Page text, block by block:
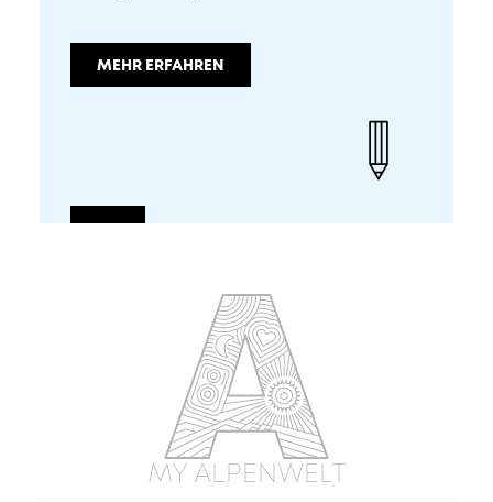
MEHR ERFAHREN
MY ALPENWELT